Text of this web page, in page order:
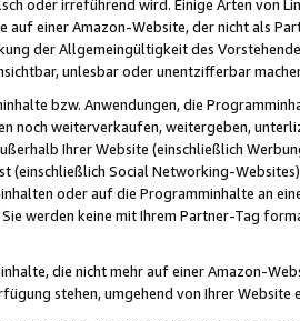
oder irreführend wird. Einige Arten von
auf einer Amazon-Website, der nicht als
der Allgemeingültigkeit des
unlesbar oder unentzifferbar
bzw. Anwendungen, die
noch weiterverkaufen, weitergeben,
Ihrer Website (einschließlich
(einschließlich Social Networking-
oder auf die Programminhalte an
werden keine mit Ihrem Partner-Tag
die nicht mehr auf einer Amazon-
stehen, umgehend von Ihrer